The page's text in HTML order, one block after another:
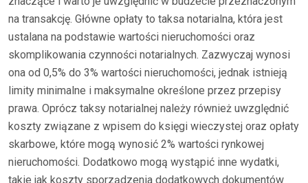
na transakcję. Główne opłaty to taksa notarialna, która jest
ustalana na podstawie wartości nieruchomości oraz
skomplikowania czynności notarialnych. Zazwyczaj wynosi
ona od 0,5% do 3% wartości nieruchomości, jednak istnieją
limity minimalne i maksymalne określone przez przepisy
prawa. Oprócz taksy notarialnej należy również uwzględnić
koszty związane z wpisem do księgi wieczystej oraz opłaty
skarbowe, które mogą wynosić 2% wartości rynkowej
nieruchomości. Dodatkowo mogą wystąpić inne wydatki,
takie jak koszty sporządzenia dodatkowych dokumentów